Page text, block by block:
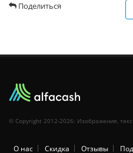
Поделиться
© Copyright 2012-2026: Изображения,
О нас Скидка Отзывы